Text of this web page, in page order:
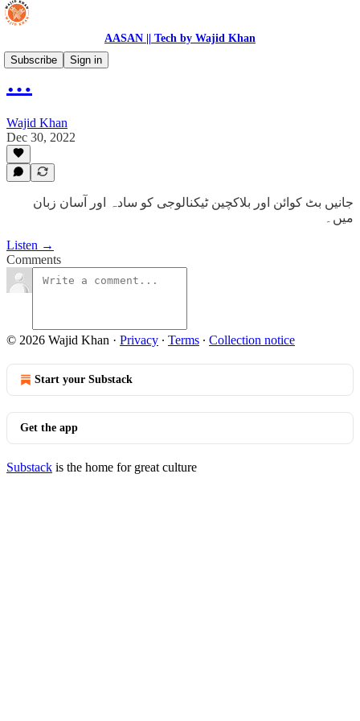
AASAN || Tech by Wajid Khan
Subscribe
Sign in
…
Wajid Khan
Dec 30, 2022
جانیں بٹ کوائن اور بلاکچین ٹیکنالوجی کو سادہ اور آسان زبان
میں۔
Listen →
Comments
© 2026 Wajid Khan · Privacy ∙ Terms ∙ Collection notice
Start your Substack
Get the app
Substack is the home for great culture